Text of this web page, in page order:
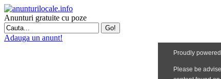
Anunturi gratuite cu poze
Adauga un anunt!